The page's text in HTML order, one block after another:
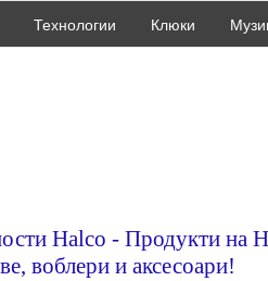
Технологии Клюки
Halco - Продукти на
воблери и аксесоари!